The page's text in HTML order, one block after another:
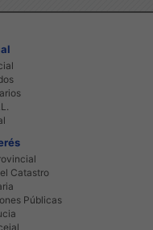
Catastro
Públicas